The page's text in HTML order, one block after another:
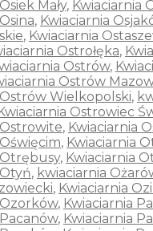
Mały, Kwiaciarnia
, Kwiaciarnia
, Kwiaciarnia
Ostrołęka,
Ostrów,
Ostrów
Ostrów Wielkopolski,
Kwiaciarnia Ostrowiec
, Kwiaciarnia
, Kwiaciarnia
Otrębusy, Kwiaciarnia
, kwiaciarnia
, Kwiaciarnia
, Kwiaciarnia
, Kwiaciarnia